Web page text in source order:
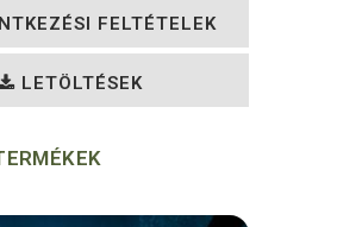
FELTÉTELEK
LETÖLTÉSEK